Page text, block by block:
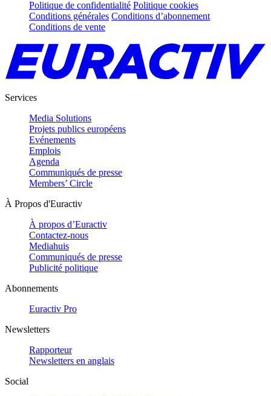
Politique de confidentialité Politique cookies
Conditions générales Conditions d’abonnement
Conditions de vente
Services
Media Solutions
Projets publics européens
Evénements
Emplois
Agenda
Communiqués de presse
Members’ Circle
À Propos d'Euractiv
À propos d’Euractiv
Contactez-nous
Mediahuis
Communiqués de presse
Publicité politique
Abonnements
Euractiv Pro
Newsletters
Rapporteur
Newsletters en anglais
Social